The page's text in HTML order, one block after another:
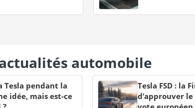
automobile
Tesla pendant la
idée, mais est-ce
Tesla FSD : la
d’approuver